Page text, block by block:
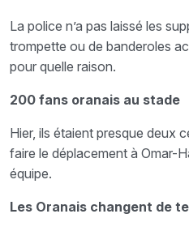
La police n’a pas laissé les
trompette ou de banderoles
pour quelle raison.
200 fans oranais au stade
Hier, ils étaient presque deux
faire le déplacement à Omar-
équipe.
Les Oranais changent de